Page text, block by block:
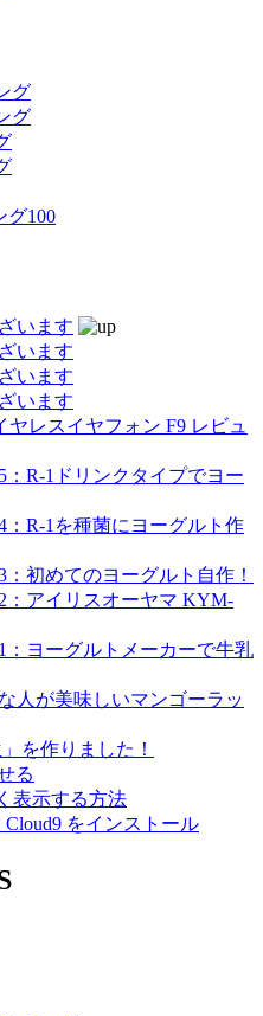
グ
グ
グ100
います
います
います
います
ヤレスイヤフォン F9 レビュ
R-1ドリンクタイプでヨー
R-1を種菌にヨーグルト作
初めてのヨーグルト自作！
：アイリスオーヤマ KYM-
：ヨーグルトメーカーで牛乳
人が美味しいマンゴーラッ
を作りました！
る
表示する方法
Cloud9 をインストール